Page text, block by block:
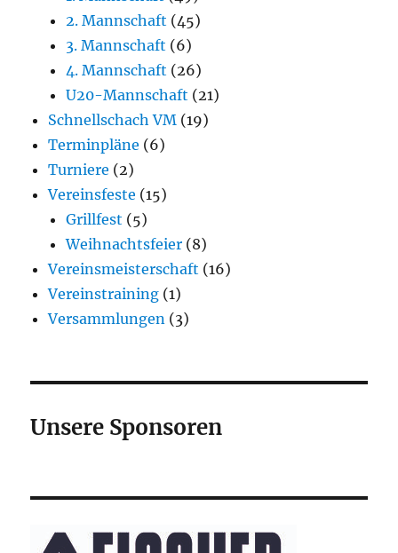
2. Mannschaft (45)
3. Mannschaft (6)
4. Mannschaft (26)
U20-Mannschaft (21)
Schnellschach VM (19)
Terminpläne (6)
Turniere (2)
Vereinsfeste (15)
Grillfest (5)
Weihnachtsfeier (8)
Vereinsmeisterschaft (16)
Vereinstraining (1)
Versammlungen (3)
Unsere Sponsoren